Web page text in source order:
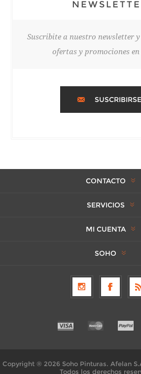
Suscribite a nuestro newsletter
ofertas y promociones
SUSCRIBIRSE
CONTACTO
SERVICIOS
MI CUENTA
SOHO
Copyright ® 2026 Soho Pinturas. Afelan
Todos los derechos